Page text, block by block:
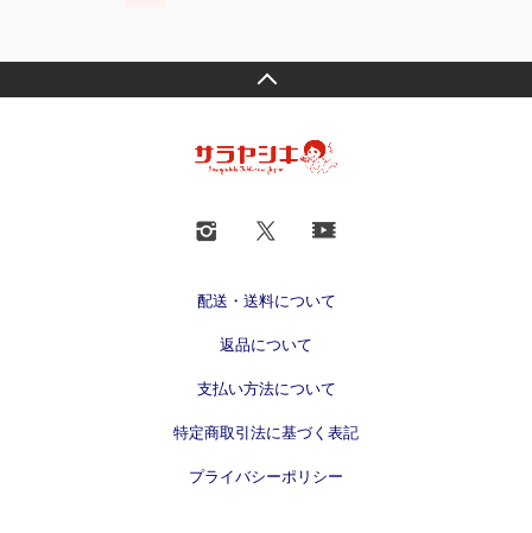
配送・送料について
返品について
支払い方法について
特定商取引法に基づく表記
プライバシーポリシー